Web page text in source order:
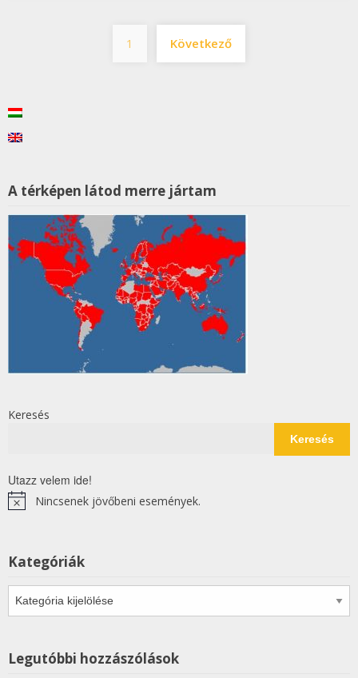
Bejegyzések
lapozása
1 Következő
A térképen látod merre jártam
Keresés
Keresés
Utazz velem ide!
NoticeNincsenek jövőbeni események.
Kategóriák
Kategóriák
Legutóbbi hozzászólások